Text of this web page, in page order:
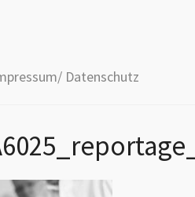
Datenschutz